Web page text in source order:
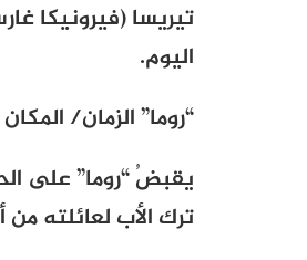
تيريسا (فيرونيكا
اليوم.
“روما” الزمان/ المكان
يقبضُ “روما” على
ترك الأب لعائلته من